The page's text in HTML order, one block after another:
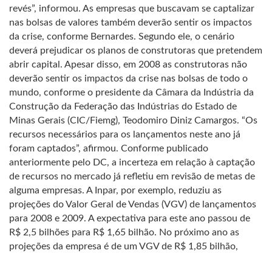
revés”, informou. As empresas que buscavam se captalizar
nas bolsas de valores também deverão sentir os impactos
da crise, conforme Bernardes. Segundo ele, o cenário
deverá prejudicar os planos de construtoras que pretendem
abrir capital. Apesar disso, em 2008 as construtoras não
deverão sentir os impactos da crise nas bolsas de todo o
mundo, conforme o presidente da Câmara da Indústria da
Construção da Federação das Indústrias do Estado de
Minas Gerais (CIC/Fiemg), Teodomiro Diniz Camargos. “Os
recursos necessários para os lançamentos neste ano já
foram captados”, afirmou. Conforme publicado
anteriormente pelo DC, a incerteza em relação à captação
de recursos no mercado já refletiu em revisão de metas de
alguma empresas. A Inpar, por exemplo, reduziu as
projeções do Valor Geral de Vendas (VGV) de lançamentos
para 2008 e 2009. A expectativa para este ano passou de
R$ 2,5 bilhões para R$ 1,65 bilhão. No próximo ano as
projeções da empresa é de um VGV de R$ 1,85 bilhão,